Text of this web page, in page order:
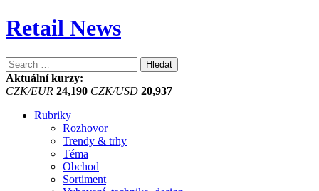
Retail News
Vyhledávání
Aktuální kurzy:
CZK/EUR 24,190 CZK/USD 20,937
Rubriky
Rozhovor
Trendy & trhy
Téma
Obchod
Sortiment